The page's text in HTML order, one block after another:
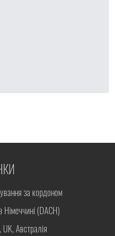
за кордоном
Німеччині (DACH)
Австралія